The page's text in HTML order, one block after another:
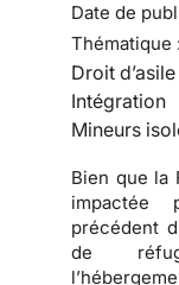
Date de
Thématique :
Droit d’asile
Intégration
Mineurs
Bien que la
impactée
précédent
de